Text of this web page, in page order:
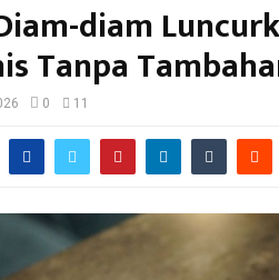
diam
Tanpa
0 11